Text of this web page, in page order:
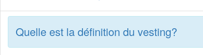
Quelle est la définition du vesting?